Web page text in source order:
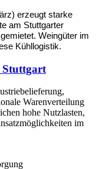
erzeugt starke
am Stuttgarter
Weingüter im
Kühllogistik.
Stuttgart
Warenverteilung
hohe Nutzlasten,
im